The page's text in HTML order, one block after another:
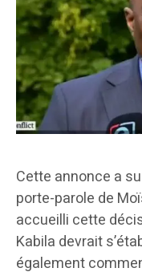
Cette annonce a
porte-parole de
accueilli cette
Kabila devrait
également